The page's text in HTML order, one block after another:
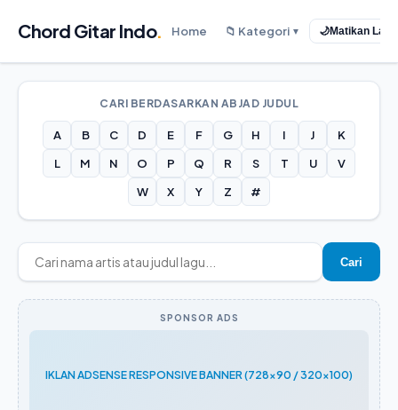
Chord Gitar Indo. Home 📁 Kategori ▼ 🌙Matikan
CARI BERDASARKAN ABJAD JUDUL
A B C D E F G H I J
K
L
M N O P Q R S T U
V
W
X Y Z #
Cari
SPONSOR ADS
IKLAN ADSENSE RESPONSIVE BANNER (728x90 / 320x100)